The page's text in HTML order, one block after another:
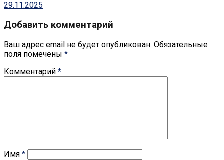
29.11.2025
Добавить комментарий
Ваш адрес email не будет опубликован. Обязательные
поля помечены *
Комментарий *
Имя *